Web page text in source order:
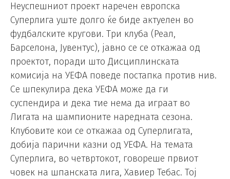
Неуспешниот проект наречен европска
Суперлига уште долго ќе биде актуелен во
фудбалските кругови. Три клуба (Реал,
Барселона, Јувентус), јавно се се откажаа од
проектот, поради што Дисциплинската
комисија на УЕФА поведе постапка против нив.
Се шпекулира дека УЕФА може да ги
суспендира и дека тие нема да играат во
Лигата на шампионите наредната сезона.
Клубовите кои се откажаа од Суперлигата,
добија парични казни од УЕФА. На темата
Суперлига, во четвртокот, говореше првиот
човек на шпанската лига, Хавиер Тебас. Тој